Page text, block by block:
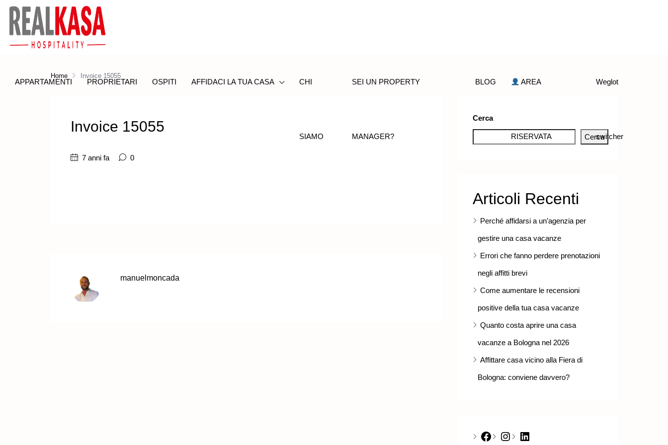
APPARTAMENTI PROPRIETARI OSPITI AFFIDACI LA TUA CASA CHI
SIAMO
SEI UN PROPERTY
MANAGER?
BLOG AREA
RISERVATA
Weglot
switcher
Home Invoice 15055
Invoice 15055
7 anni fa 0
manuelmoncada
Cerca
Cerca
Articoli Recenti
Perché affidarsi a un’agenzia per
gestire una casa vacanze
Errori che fanno perdere prenotazioni
negli affitti brevi
Come aumentare le recensioni
positive della tua casa vacanze
Quanto costa aprire una casa
vacanze a Bologna nel 2026
Affittare casa vicino alla Fiera di
Bologna: conviene davvero?
Facebook
Instagram
LinkedIn